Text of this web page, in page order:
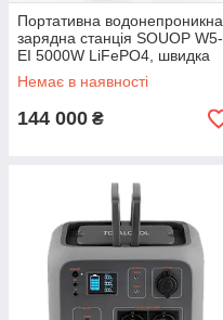
Портативна водонепроникна
зарядна станція SOUOP W5-
EI 5000W LiFePO4, швидка
зарядка 2 години
Немає в наявності
144 000 ₴